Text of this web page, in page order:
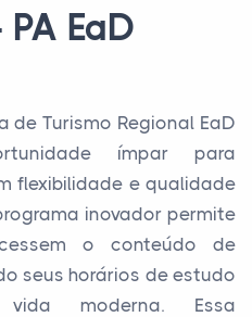
EaD
de Turismo Regional EaD
ímpar para
flexibilidade e qualidade
inovador permite
o conteúdo de
seus horários de estudo
moderna. Essa